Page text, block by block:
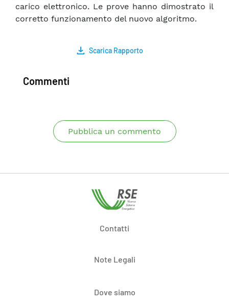
carico elettronico. Le prove hanno dimostrato il
corretto funzionamento del nuovo algoritmo.
Scarica Rapporto
Commenti
Pubblica un commento
Contatti
Note Legali
Dove siamo